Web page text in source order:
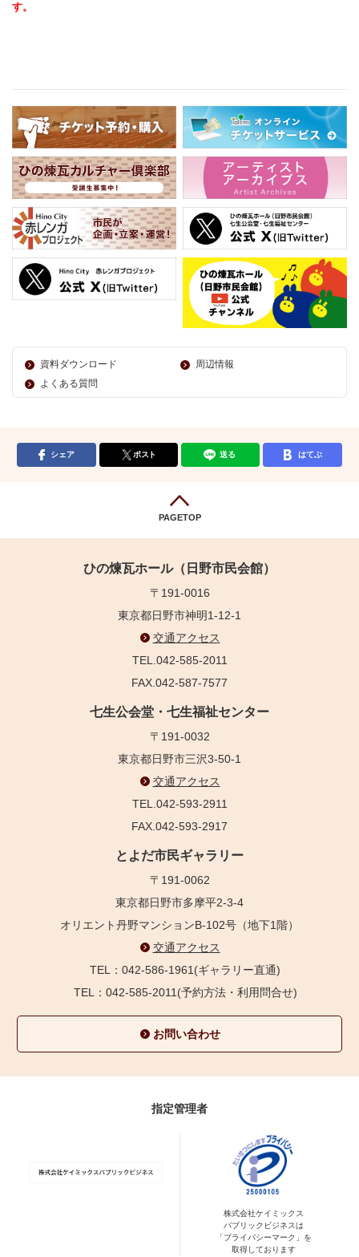
す。
資料ダウンロード
周辺情報
よくある質問
シェア ポスト 送る はてぶ
PAGETOP
ひの煉瓦ホール（日野市民会館）
〒191-0016
東京都日野市神明1-12-1
交通アクセス
TEL.042-585-2011
FAX.042-587-7577
七生公会堂・七生福祉センター
〒191-0032
東京都日野市三沢3-50-1
交通アクセス
TEL.042-593-2911
FAX.042-593-2917
とよだ市民ギャラリー
〒191-0062
東京都日野市多摩平2-3-4
オリエント丹野マンションB-102号（地下1階）
交通アクセス
TEL：042-586-1961(ギャラリー直通)
TEL：042-585-2011(予約方法・利用問合せ)
お問い合わせ
指定管理者
株式会社ケイミックス
パブリックビジネスは
「プライバシーマーク」を
取得しております